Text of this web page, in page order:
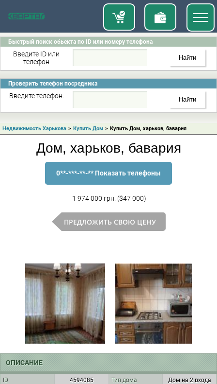
Быстрый поиск обьекта по ID или номеру телефона
Введите ID или
телефон
Проверить телефон посредника
Введите телефон:
Недвижимость Харькова > Купить Дом > Купить Дом, харьков, бавария
Дом, харьков, бавария
0**-***-**-** Показать телефоны
1 974 000 грн. ($47 000)
ПРЕДЛОЖИТЬ СВОЮ ЦЕНУ
ОПИСАНИЕ
ID 4594085 Тип дома
Дом на 2 входа